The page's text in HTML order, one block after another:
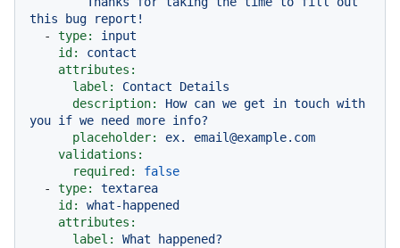
-
type:
input
id:
contact
attributes:
label:
Contact
Details
description:
How can we get in touch with
you if we need more info?
placeholder:
ex.
email@example.com
validations:
required:
false
-
type:
textarea
id:
what-happened
attributes:
label:
What
happened?